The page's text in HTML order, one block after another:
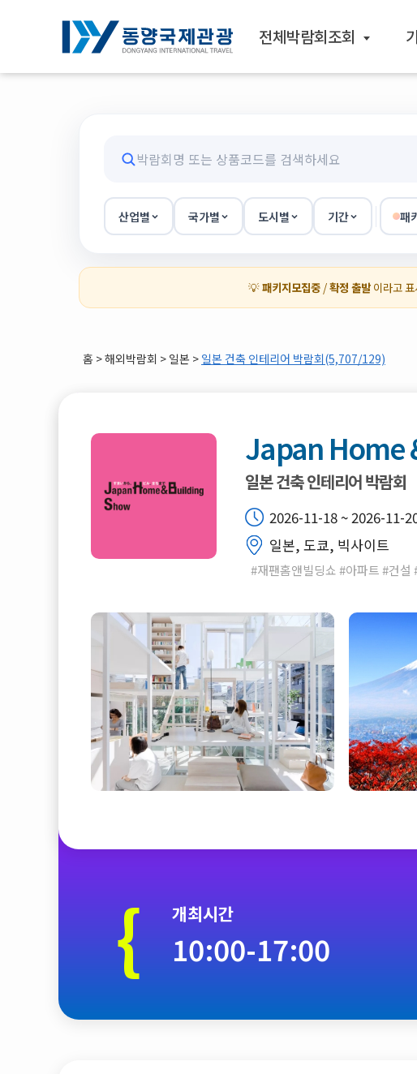
전체박람회조회
산업별 국가별 도시별 기간 패
💡패키지모집중/확정 출발이라고 표
홈 >해외박람회 > 일본 > 일본 건축 인테리어 박람회(5,707/129)
Japan Home
일본 건축 인테리어 박람회
2026-11-18 ~ 2026-11-
일본, 도쿄, 빅사이트
#재팬홈앤빌딩쇼 #아파트 #건설
{ 개최시간
10:00-17:00